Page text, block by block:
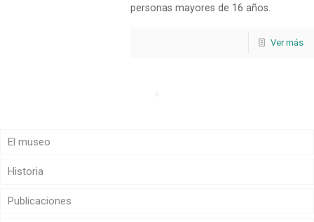
personas mayores de 16 años.
Ver más
El museo
Historia
Publicaciones